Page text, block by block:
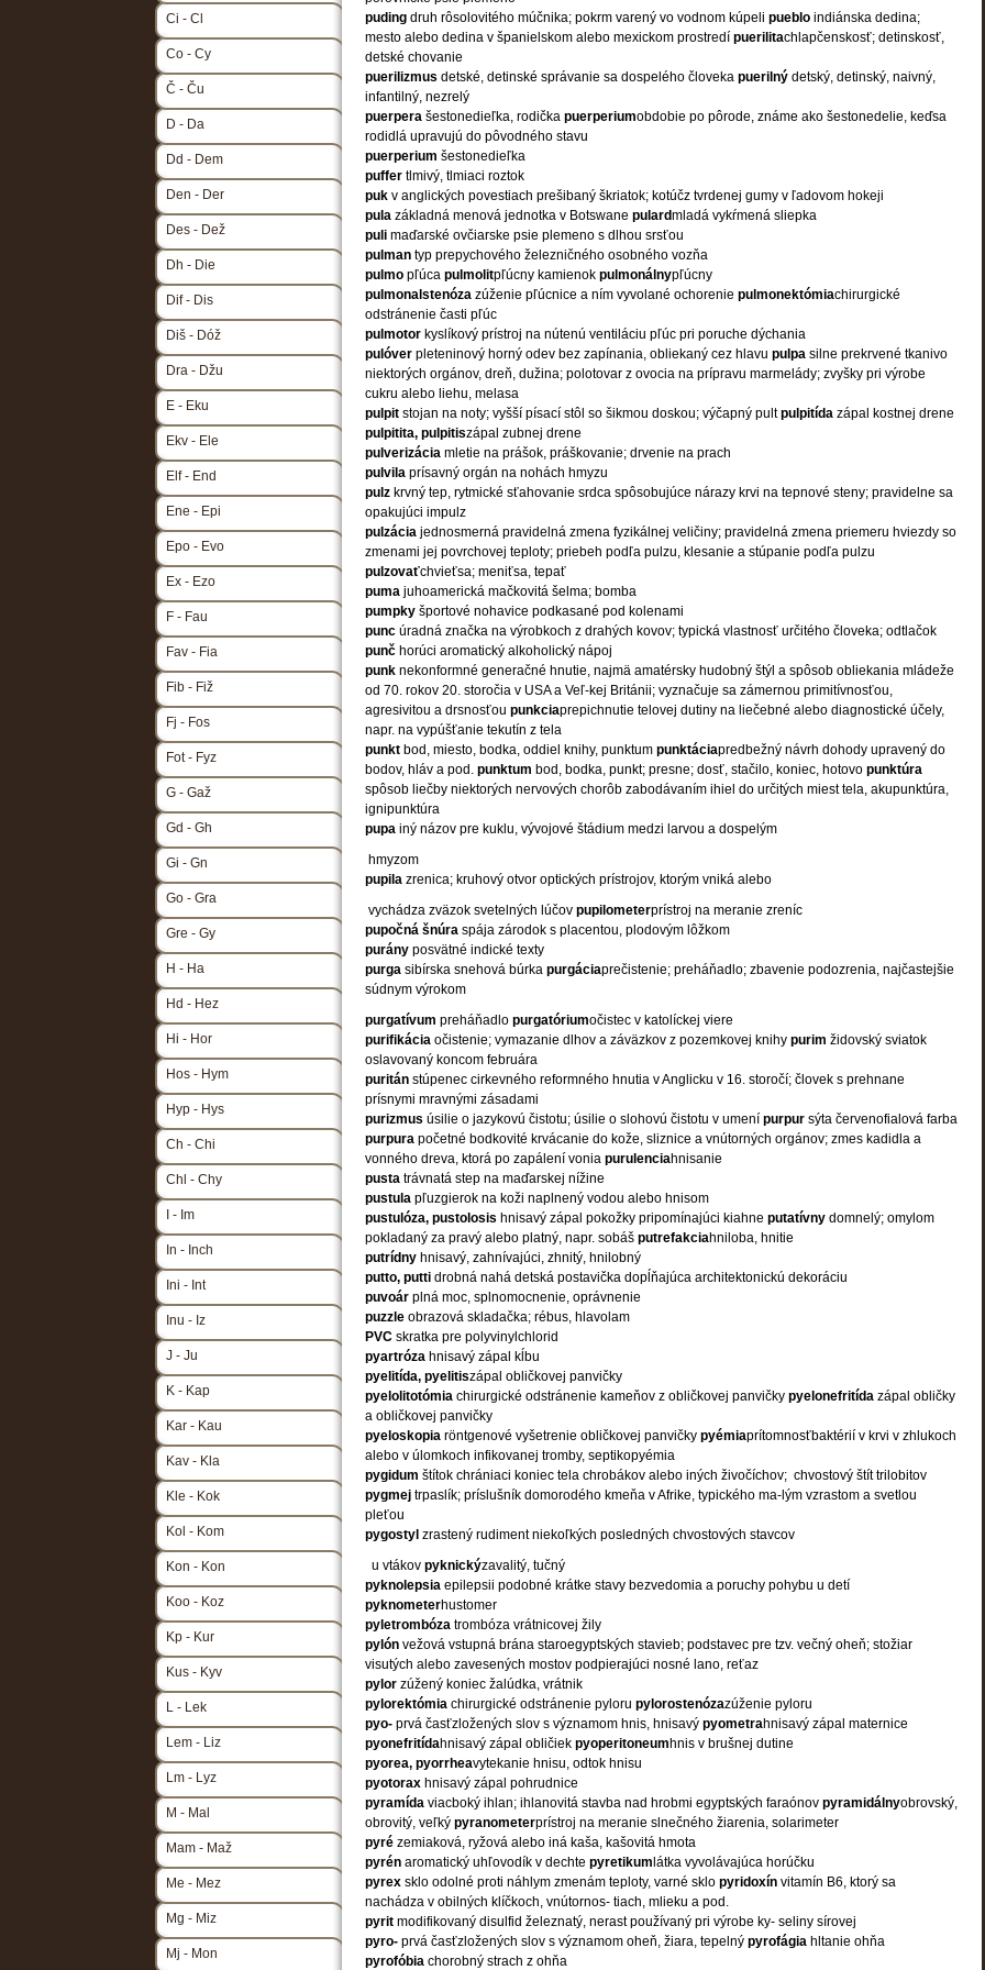
puding druh rôsolovitého múčnika; pokrm varený vo vodnom kúpeli pueblo indiánska dedina;
mesto alebo dedina v španielskom alebo mexickom prostredí puerilitachlapčenskosť; detinskosť,
detské chovanie
puerilizmus detské, detinské správanie sa dospelého človeka puerilný detský, detinský, naivný,
infantilný, nezrelý
puerpera šestonedieľka, rodička puerperiumobdobie po pôrode, známe ako šestonedelie, keďsa
rodidlá upravujú do pôvodného stavu
puerperium šestonedieľka
puffer tlmivý, tlmiaci roztok
puk v anglických povestiach prešibaný škriatok; kotúčz tvrdenej gumy v ľadovom hokeji
pula základná menová jednotka v Botswane pulardmladá vykŕmená sliepka
puli maďarské ovčiarske psie plemeno s dlhou srsťou
pulman typ prepychového železničného osobného vozňa
pulmo pľúca pulmolitpľúcny kamienok pulmonálnypľúcny
pulmonalstenóza zúženie pľúcnice a ním vyvolané ochorenie pulmonektómiachirurgické
odstránenie časti pľúc
pulmotor kyslíkový prístroj na nútenú ventiláciu pľúc pri poruche dýchania
pulóver pleteninový horný odev bez zapínania, obliekaný cez hlavu pulpa silne prekrvené tkanivo
niektorých orgánov, dreň, dužina; polotovar z ovocia na prípravu marmelády; zvyšky pri výrobe
cukru alebo liehu, melasa
pulpit stojan na noty; vyšší písací stôl so šikmou doskou; výčapný pultpulpitída zápal kostnej drene
pulpitita, pulpitiszápal zubnej drene
pulverizácia mletie na prášok, práškovanie; drvenie na prach
pulvila prísavný orgán na nohách hmyzu
pulz krvný tep, rytmické sťahovanie srdca spôsobujúce nárazy krvi na tepnové steny; pravidelne sa
opakujúci impulz
pulzácia jednosmerná pravidelná zmena fyzikálnej veličiny; pravidelná zmena priemeru hviezdy so
zmenami jej povrchovej teploty; priebeh podľa pulzu, klesanie a stúpanie podľa pulzu
pulzovaťchvieťsa; meniťsa, tepať
puma juhoamerická mačkovitá šelma; bomba
pumpky športové nohavice podkasané pod kolenami
punc úradná značka na výrobkoch z drahých kovov; typická vlastnosť určitého človeka; odtlačok
punč horúci aromatický alkoholický nápoj
punk nekonformné generačné hnutie, najmä amatérsky hudobný štýl a spôsob obliekania mládeže
od 70. rokov 20. storočia v USA a Veľ-kej Británii; vyznačuje sa zámernou primitívnosťou,
agresivitou a drsnosťou punkciaprepichnutie telovej dutiny na liečebné alebo diagnostické účely,
napr. na vypúšťanie tekutín z tela
punkt bod, miesto, bodka, oddiel knihy, punktum punktáciapredbežný návrh dohody upravený do
bodov, hláv a pod. punktum bod, bodka, punkt; presne; dosť, stačilo, koniec, hotovo punktúra
spôsob liečby niektorých nervových chorôb zabodávaním ihiel do určitých miest tela, akupunktúra,
ignipunktúra
pupa iný názov pre kuklu, vývojové štádium medzi larvou a dospelým
hmyzom
pupila zrenica; kruhový otvor optických prístrojov, ktorým vniká alebo
vychádza zväzok svetelných lúčov pupilometerprístroj na meranie zreníc
pupočná šnúra spája zárodok s placentou, plodovým lôžkom
purány posvätné indické texty
purga sibírska snehová búrka purgáciaprečistenie; preháňadlo; zbavenie podozrenia, najčastejšie
súdnym výrokom
purgatívum preháňadlo purgatóriumočistec v katolíckej viere
purifikácia očistenie; vymazanie dlhov a záväzkov z pozemkovej knihy purim židovský sviatok
oslavovaný koncom februára
puritán stúpenec cirkevného reformného hnutia v Anglicku v 16. storočí; človek s prehnane
prísnymi mravnými zásadami
purizmus úsilie o jazykovú čistotu; úsilie o slohovú čistotu v umení purpur sýta červenofialová farba
purpura početné bodkovité krvácanie do kože, sliznice a vnútorných orgánov; zmes kadidla a
vonného dreva, ktorá po zapálení vonia purulenciahnisanie
pusta trávnatá step na maďarskej nížine
pustula pľuzgierok na koži naplnený vodou alebo hnisom
pustulóza, pustolosis hnisavý zápal pokožky pripomínajúci kiahne putatívny domnelý; omylom
pokladaný za pravý alebo platný, napr. sobáš putrefakciahniloba, hnitie
putrídny hnisavý, zahnívajúci, zhnitý, hnilobný
putto, putti drobná nahá detská postavička dopĺňajúca architektonickú dekoráciu
puvoár plná moc, splnomocnenie, oprávnenie
puzzle obrazová skladačka; rébus, hlavolam
PVC skratka pre polyvinylchlorid
pyartróza hnisavý zápal kĺbu
pyelitída, pyelitiszápal obličkovej panvičky
pyelolitotómia chirurgické odstránenie kameňov z obličkovej panvičky pyelonefritída zápal obličky
a obličkovej panvičky
pyeloskopia röntgenové vyšetrenie obličkovej panvičky pyémiaprítomnosťbaktérií v krvi v zhlukoch
alebo v úlomkoch infikovanej tromby, septikopyémia
pygidum štítok chrániaci koniec tela chrobákov alebo iných živočíchov; chvostový štít trilobitov
pygmej trpaslík; príslušník domorodého kmeňa v Afrike, typického ma-lým vzrastom a svetlou
pleťou
pygostyl zrastený rudiment niekoľkých posledných chvostových stavcov
u vtákov pyknickýzavalitý, tučný
pyknolepsia epilepsii podobné krátke stavy bezvedomia a poruchy pohybu u detí
pyknometerhustomer
pyletrombóza trombóza vrátnicovej žily
pylón vežová vstupná brána staroegyptských stavieb; podstavec pre tzv. večný oheň; stožiar
visutých alebo zavesených mostov podpierajúci nosné lano, reťaz
pylor zúžený koniec žalúdka, vrátnik
pylorektómia chirurgické odstránenie pyloru pylorostenózazúženie pyloru
pyo- prvá časťzložených slov s významom hnis, hnisavý pyometrahnisavý zápal maternice
pyonefritídahnisavý zápal obličiek pyoperitoneumhnis v brušnej dutine
pyorea, pyorrheavytekanie hnisu, odtok hnisu
pyotorax hnisavý zápal pohrudnice
pyramída viacboký ihlan; ihlanovitá stavba nad hrobmi egyptských faraónov pyramidálnyobrovský,
obrovitý, veľký pyranometerprístroj na meranie slnečného žiarenia, solarimeter
pyré zemiaková, ryžová alebo iná kaša, kašovitá hmota
pyrén aromatický uhľovodík v dechte pyretikum látka vyvolávajúca horúčku
pyrex sklo odolné proti náhlym zmenám teploty, varné sklo pyridoxín vitamín B6, ktorý sa
nachádza v obilných klíčkoch, vnútornos- tiach, mlieku a pod.
pyrit modifikovaný disulfid železnatý, nerast používaný pri výrobe ky- seliny sírovej
pyro- prvá časťzložených slov s významom oheň, žiara, tepelný pyrofágia hltanie ohňa
pyrofóbia chorobný strach z ohňa
Ci - Cl
Co - Cy
Č - Ču
D - Da
Dd - Dem
Den - Der
Des - Dež
Dh - Die
Dif - Dis
Diš - Dóž
Dra - Džu
E - Eku
Ekv - Ele
Elf - End
Ene - Epi
Epo - Evo
Ex - Ezo
F - Fau
Fav - Fia
Fib - Fiž
Fj - Fos
Fot - Fyz
G - Gaž
Gd - Gh
Gi - Gn
Go - Gra
Gre - Gy
H - Ha
Hd - Hez
Hi - Hor
Hos - Hym
Hyp - Hys
Ch - Chi
Chl - Chy
I - Im
In - Inch
Ini - Int
Inu - Iz
J - Ju
K - Kap
Kar - Kau
Kav - Kla
Kle - Kok
Kol - Kom
Kon - Kon
Koo - Koz
Kp - Kur
Kus - Kyv
L - Lek
Lem - Liz
Lm - Lyz
M - Mal
Mam - Maž
Me - Mez
Mg - Miz
Mj - Mon